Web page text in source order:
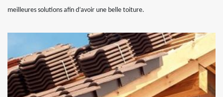
meilleures solutions afin d’avoir une belle toiture.